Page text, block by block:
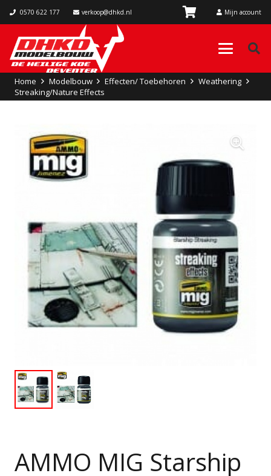
0570 622 177 verkoop@dhkd.nl Mijn account
Home Modelbouw Effecten/ Toebehoren
Weathering
Streaking/Nature Effects
AMMO MIG Starship